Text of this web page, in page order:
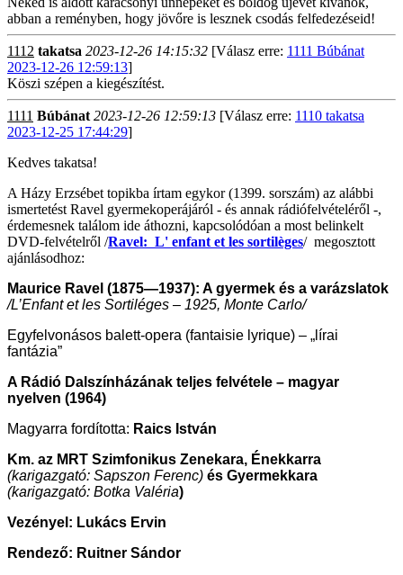
abban a reményben, hogy jövőre is lesznek csodás felfedezéseid!
1112 takatsa 2023-12-26 14:15:32 [Válasz erre: 1111 Búbánat
2023-12-26 12:59:13]
Köszi szépen a kiegészítést.
1111 Búbánat 2023-12-26 12:59:13 [Válasz erre: 1110 takatsa
2023-12-25 17:44:29]
Kedves takatsa!
A Házy Erzsébet topikba írtam egykor (1399. sorszám) az alábbi
ismertetést Ravel gyermekoperájáról - és annak rádiófelvételéről -,
érdemesnek találom ide áthozni, kapcsolódóan a most belinkelt
DVD-felvételről /Ravel: L' enfant et les sortilèges/ megosztott
ajánlásodhoz:
Maurice Ravel (1875—1937): A gyermek és a varázslatok
/L’Enfant et les Sortiléges – 1925, Monte Carlo/
Egyfelvonásos balett-opera (fantaisie lyrique) – „lírai
fantázia”
A Rádió Dalszínházának teljes felvétele – magyar
nyelven (1964)
Magyarra fordította: Raics István
Km. az MRT Szimfonikus Zenekara, Énekkarra
(karigazgató: Sapszon Ferenc) és Gyermekkara
(karigazgató: Botka Valéria)
Vezényel: Lukács Ervin
Rendező: Ruitner Sándor